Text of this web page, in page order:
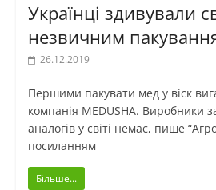
Українці здивували
незвичним
26.12.2019
Першими пакувати мед у віск
компанія MEDUSHA. Виробники
аналогів у світі немає, пише
посиланням
Більше...